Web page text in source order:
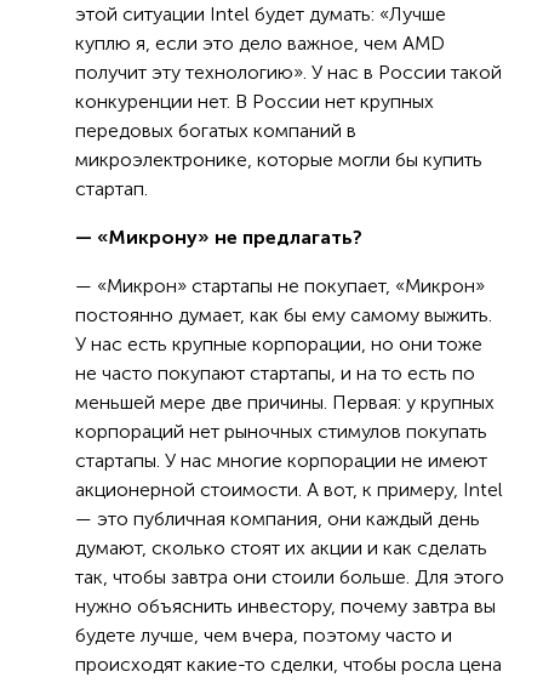
этой ситуации Intel будет думать: «Лучше
куплю я, если это дело важное, чем АMD
получит эту технологию». У нас в России такой
конкуренции нет. В России нет крупных
передовых богатых компаний в
микроэлектронике, которые могли бы купить
стартап.
— «Микрону» не предлагать?
— «Микрон» стартапы не покупает, «Микрон»
постоянно думает, как бы ему самому выжить.
У нас есть крупные корпорации, но они тоже
не часто покупают стартапы, и на то есть по
меньшей мере две причины. Первая: у крупных
корпораций нет рыночных стимулов покупать
стартапы. У нас многие корпорации не имеют
акционерной стоимости. А вот, к примеру, Intel
— это публичная компания, они каждый день
думают, сколько стоят их акции и как сделать
так, чтобы завтра они стоили больше. Для этого
нужно объяснить инвестору, почему завтра вы
будете лучше, чем вчера, поэтому часто и
происходят какие-то сделки, чтобы росла цена